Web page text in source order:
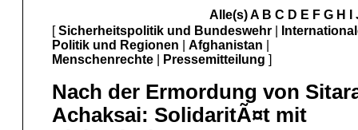
Alle(s)A B C D E F G H
[Sicherheitspolitik und Bundeswehr
Politik und Regionen
Afghanistan
Menschenrechte
Pressemitteilung ]
Nach der Ermordung von
Achaksai: SolidaritÃ¤t mit